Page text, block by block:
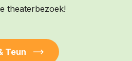
theaterbezoek!
Teun